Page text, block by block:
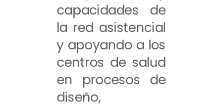
capacidades de
la red asistencial
y apoyando a los
centros de salud
en procesos de
diseño,